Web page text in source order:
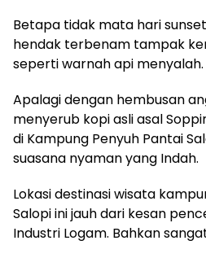
Betapa tidak mata hari
hendak terbenam tampak
seperti warnah api menyalah.
Apalagi dengan hembusan
menyerub kopi asli asal
di Kampung Penyuh Pantai
suasana nyaman yang Indah.
Lokasi destinasi wisata
Salopi ini jauh dari kesan
Industri Logam. Bahkan